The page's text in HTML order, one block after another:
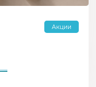
Акции